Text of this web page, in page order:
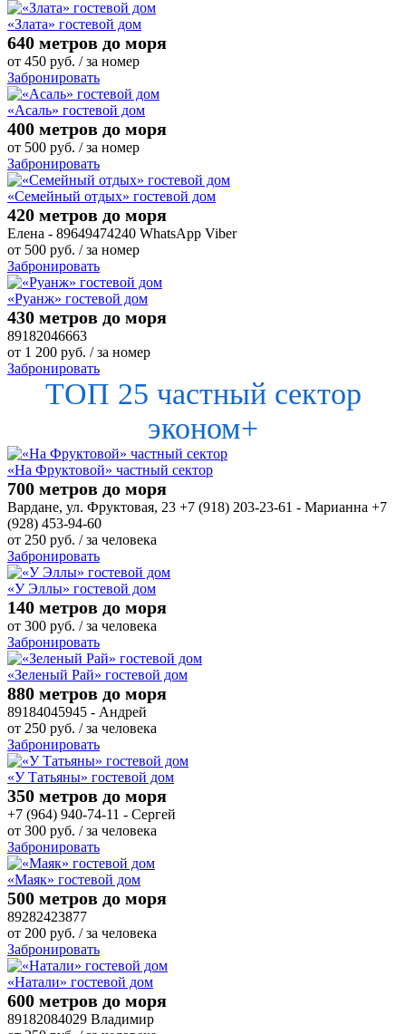
«Злата» гостевой дом
640 метров до моря
от 450 руб. / за номер
Забронировать
«Асаль» гостевой дом
400 метров до моря
от 500 руб. / за номер
Забронировать
«Семейный отдых» гостевой дом
420 метров до моря
Елена - 89649474240 WhatsApp Viber
от 500 руб. / за номер
Забронировать
«Руанж» гостевой дом
430 метров до моря
89182046663
от 1 200 руб. / за номер
Забронировать
ТОП 25 частный сектор
эконом+
«На Фруктовой» частный сектор
700 метров до моря
Вардане, ул. Фруктовая, 23 +7 (918) 203-23-61 - Марианна +7
(928) 453-94-60
от 250 руб. / за человека
Забронировать
«У Эллы» гостевой дом
140 метров до моря
от 300 руб. / за человека
Забронировать
«Зеленый Рай» гостевой дом
880 метров до моря
89184045945 - Андрей
от 250 руб. / за человека
Забронировать
«У Татьяны» гостевой дом
350 метров до моря
+7 (964) 940-74-11 - Сергей
от 300 руб. / за человека
Забронировать
«Маяк» гостевой дом
500 метров до моря
89282423877
от 200 руб. / за человека
Забронировать
«Натали» гостевой дом
600 метров до моря
89182084029 Владимир